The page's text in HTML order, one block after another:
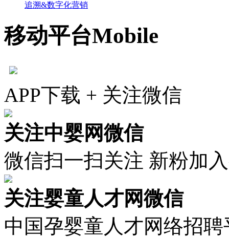
追溯&数字化营销
移动平台Mobile
APP下载 + 关注微信
关注中婴网微信
微信扫一扫关注 新粉加
关注婴童人才网微信
中国孕婴童人才网络招聘